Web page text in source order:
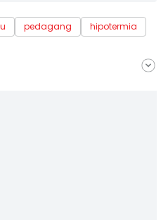
pedagang hipotermia